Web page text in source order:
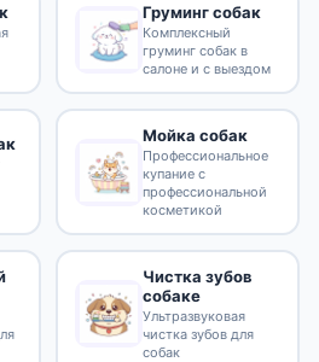
Груминг собак
Комплексный
груминг собак в
салоне и с выездом
Мойка собак
Профессиональное
купание с
профессиональной
косметикой
Чистка зубов
собаке
Ультразвуковая
чистка зубов для
собак